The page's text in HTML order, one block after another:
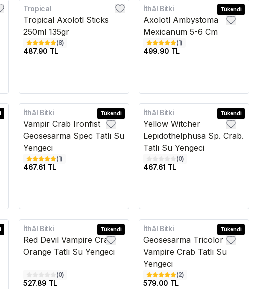
Tropical
Tropical Axolotl Sticks
250ml 135gr
(8)
487.90 TL
Tükendi
İthâl Bitki
Axolotl Ambystoma
Mexicanum 5-6 Cm
(1)
499.90 TL
Tükendi
İthâl Bitki
Vampir Crab Ironfist
Geosesarma Spec Tatlı Su
Yengeci
(1)
467.61 TL
Tükendi
İthâl Bitki
Yellow Witcher
Lepidothelphusa Sp. Crab.
Tatlı Su Yengeci
(0)
467.61 TL
Tükendi
İthâl Bitki
Red Devil Vampire Crab
Orange Tatlı Su Yengeci
(0)
527.89 TL
Tükendi
İthâl Bitki
Geosesarma Tricolor
Vampire Crab Tatlı Su
Yengeci
(2)
579.00 TL